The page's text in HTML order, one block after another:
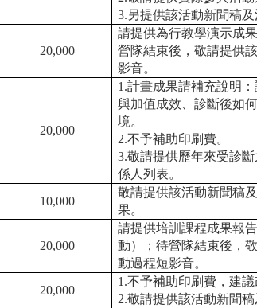
3.另提供該活動新聞稿
20,000
請提供為行教學演示成
營隊結束後，敬請提供
影音。
20,000
1.計畫成果請補充說明
與加值成效、診斷後如
境。
2.不予補助印刷費。
3.敬請提供歷年來受診
係人列表。
10,000
敬請提供該活動新聞稿
果。
20,000
請提供培訓課程成果報
動）；待營隊結束後，
動過程短影音。
20,000
1.不予補助印刷費，建議
2.敬請提供該活動新聞稿